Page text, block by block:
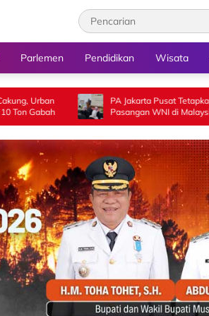
Parlemen Pendidikan Wisata
PA Jakarta Pusat Tetapkan Isbat Nikah 25
Pasangan WNI di Malaysia, Perkuat
Kepastian Hukum di Luar Negeri